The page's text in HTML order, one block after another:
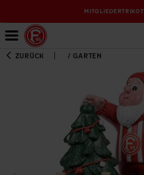
MITGLIEDERTRIKOT
ZURÜCK / GARTEN